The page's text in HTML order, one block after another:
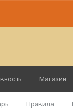
Правила
Магазин